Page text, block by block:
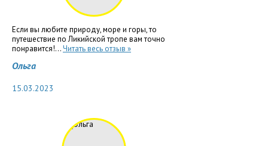
Если вы любите природу, море и горы, то
путешествие по Ликийской тропе вам точно
понравится!...Читать весь отзыв »
Ольга
15.03.2023